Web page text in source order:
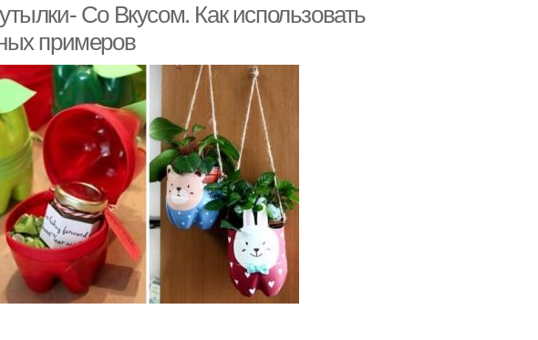
Со Вкусом. Как использовать
примеров